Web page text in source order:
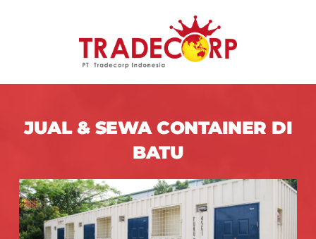
JUAL & SEWA CONTAINER DI
BATU